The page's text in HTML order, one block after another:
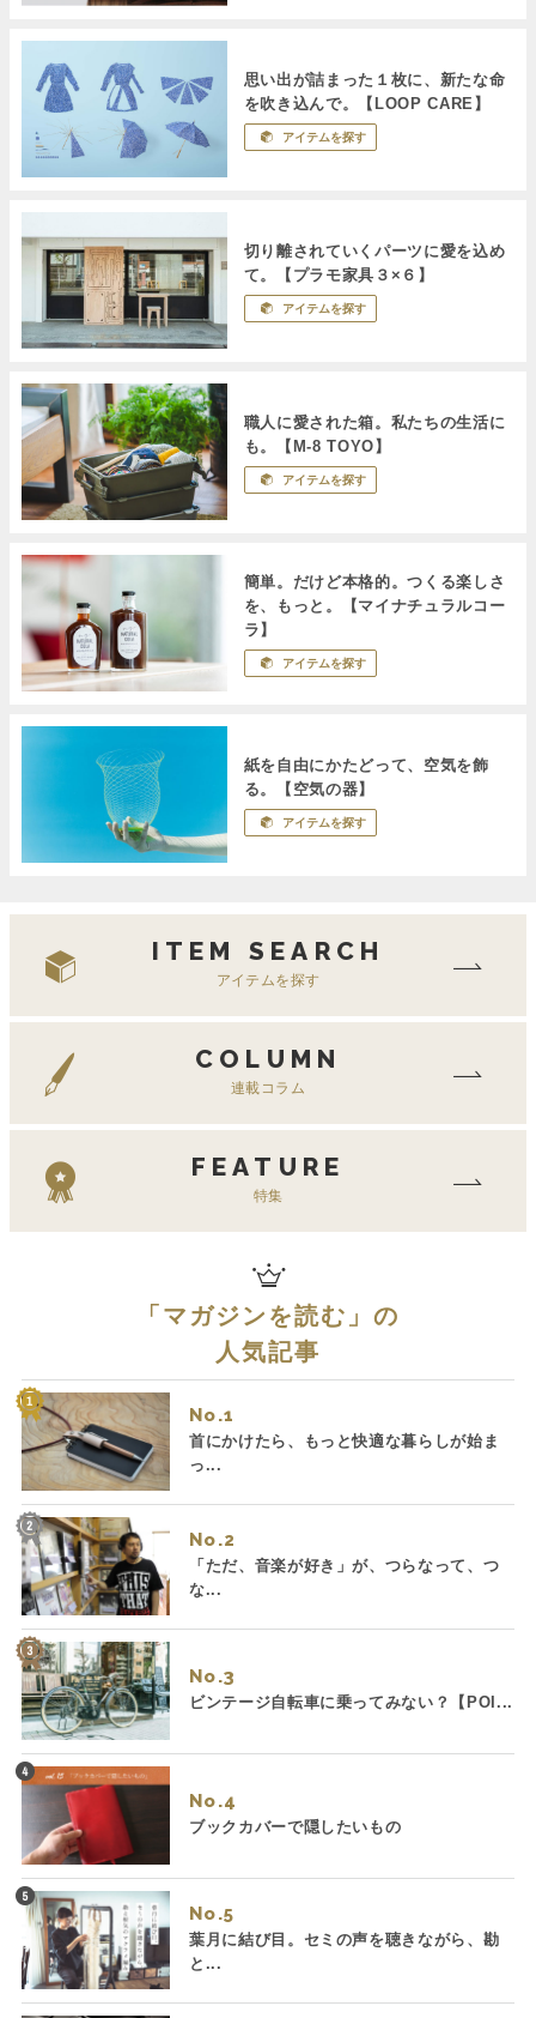
思い出が詰まった１枚に、新たな命
を吹き込んで。【LOOP CARE】
アイテムを探す
切り離されていくパーツに愛を込め
て。【プラモ家具３×６】
アイテムを探す
職人に愛された箱。私たちの生活に
も。【M-8 TOYO】
アイテムを探す
簡単。だけど本格的。つくる楽しさ
を、もっと。【マイナチュラルコー
ラ】
アイテムを探す
紙を自由にかたどって、空気を飾
る。【空気の器】
アイテムを探す
ITEM SEARCH
アイテムを探す
COLUMN
連載コラム
FEATURE
特集
「マガジンを読む 」の
人気記事
No.
首にかけたら、もっと快適な暮らしが始ま
っ...
No.
「ただ、音楽が好き」が、つらなって、つ
な...
No.
ビンテージ自転車に乗ってみない？【POI...
No.
ブックカバーで隠したいもの
No.
葉月に結び目。セミの声を聴きながら、勘
と...